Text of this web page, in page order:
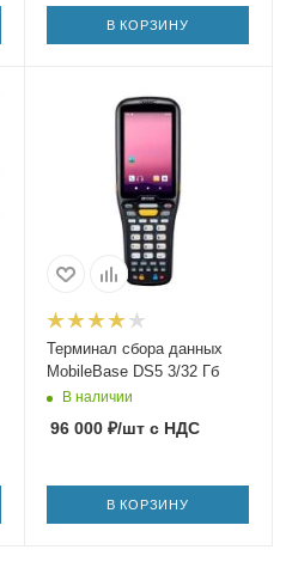
В КОРЗИНУ
Терминал сбора данных
MobileBase DS5 3/32 Гб
В наличии
96 000₽/штс НДС
В КОРЗИНУ